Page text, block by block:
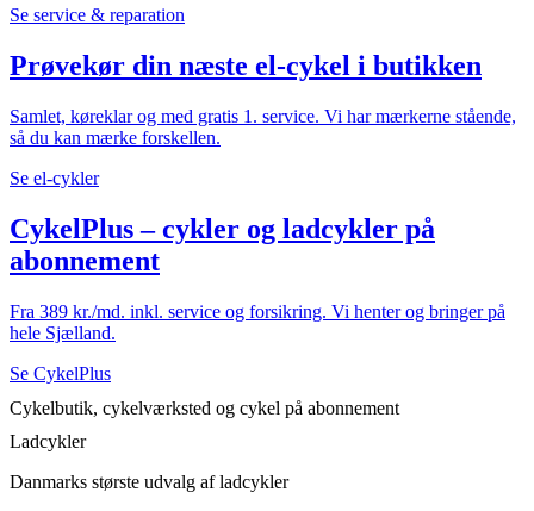
Se service & reparation
Prøvekør din næste el-cykel i butikken
Samlet, køreklar og med gratis 1. service. Vi har mærkerne stående,
så du kan mærke forskellen.
Se el-cykler
CykelPlus – cykler og ladcykler på
abonnement
Fra 389 kr./md. inkl. service og forsikring. Vi henter og bringer på
hele Sjælland.
Se CykelPlus
Cykelbutik, cykelværksted og cykel på abonnement
Ladcykler
Danmarks største udvalg af ladcykler